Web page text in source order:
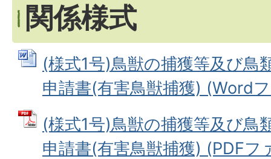
関係様式
(様式1号)鳥獣の捕獲等及び鳥
申請書(有害鳥獣捕獲) (Word
(様式1号)鳥獣の捕獲等及び鳥
申請書(有害鳥獣捕獲) (PDFフ